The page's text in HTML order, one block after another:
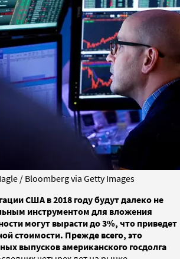
/ Bloomberg via Getty Images
США в 2018 году будут далеко не
инструментом для вложения
могут вырасти до 3%, что приведет
стоимости. Прежде всего, это
выпусков американского госдолга